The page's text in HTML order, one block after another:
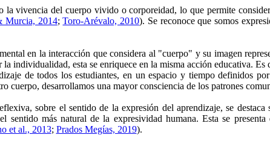
la vivencia del cuerpo vivido o corporeidad, lo que permite
Murcia, 2014;Toro-Arévalo, 2010). Se reconoce que somos
en la interacción que considera al "cuerpo" y su imagen
individualidad, esta se enriquece en la misma acción educativa.
de todos los estudiantes, en un espacio y tiempo definidos
cuerpo, desarrollamos una mayor consciencia de los patrones
sobre el sentido de la expresión del aprendizaje, se
sentido más natural de la expresividad humana. Esta se
et al., 2013; Prados Megías, 2019).